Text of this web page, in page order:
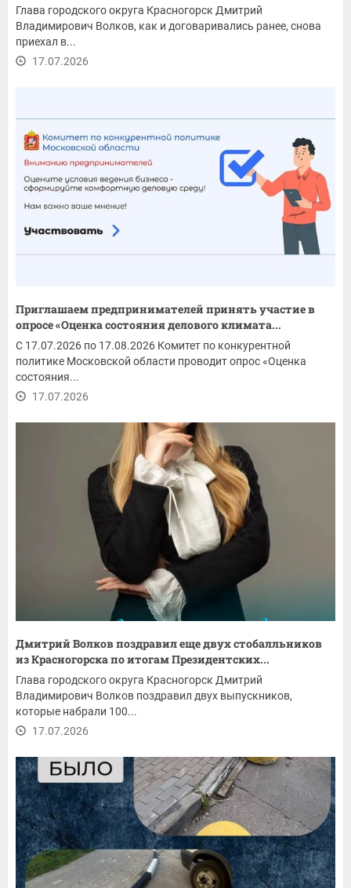
Глава городского округа Красногорск Дмитрий
Владимирович Волков, как и договаривались ранее, снова
приехал в...
17.07.2026
Приглашаем предпринимателей принять участие в
опросе «Оценка состояния делового климата...
С 17.07.2026 по 17.08.2026 Комитет по конкурентной
политике Московской области проводит опрос «Оценка
состояния...
17.07.2026
Дмитрий Волков поздравил еще двух стобалльников
из Красногорска по итогам Президентских...
Глава городского округа Красногорск Дмитрий
Владимирович Волков поздравил двух выпускников,
которые набрали 100...
17.07.2026